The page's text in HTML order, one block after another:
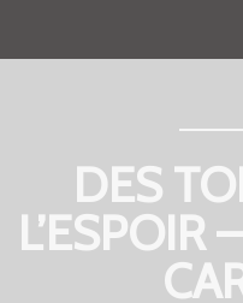
DES
L’ESPOIR